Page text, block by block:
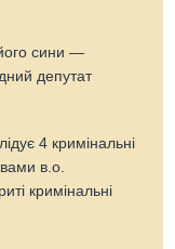
сини —
депутат
4 кримінальні
в.о.
кримінальні